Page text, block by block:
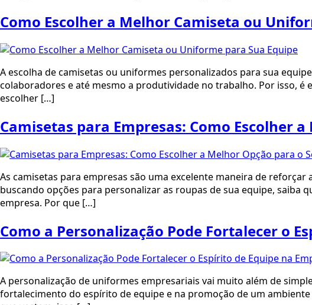
Como Escolher a Melhor Camiseta ou
A escolha de camisetas ou uniformes personalizados para sua
colaboradores e até mesmo a produtividade no trabalho. Por isso,
escolher […]
Camisetas para Empresas: Como Escolher
As camisetas para empresas são uma excelente maneira de
buscando opções para personalizar as roupas de sua equipe, saiba
empresa. Por que […]
Como a Personalização Pode Fortalecer o
A personalização de uniformes empresariais vai muito além de
fortalecimento do espírito de equipe e na promoção de um